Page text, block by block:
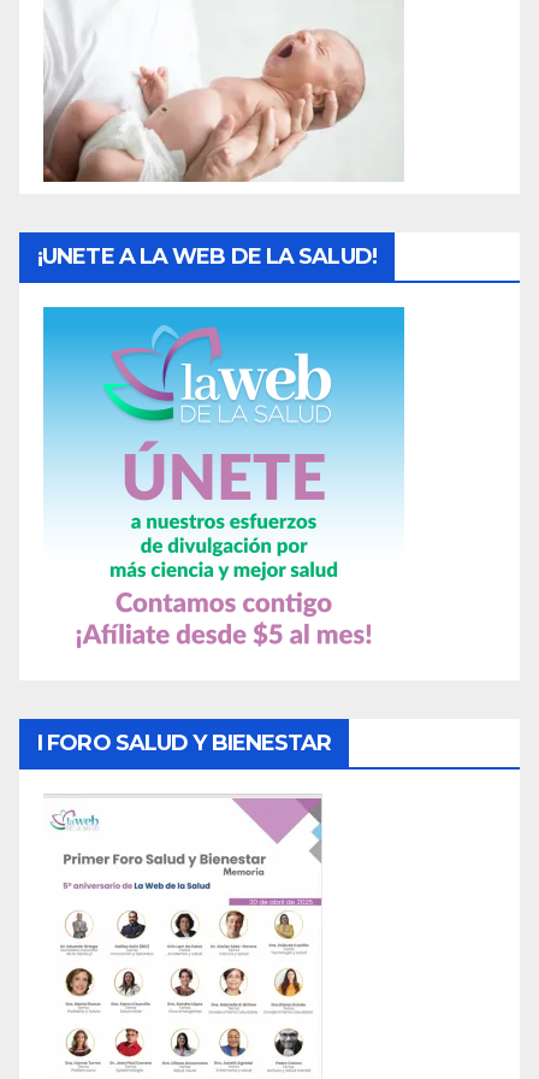
s
¡UNETE A LA WEB DE LA SALUD!
I FORO SALUD Y BIENESTAR